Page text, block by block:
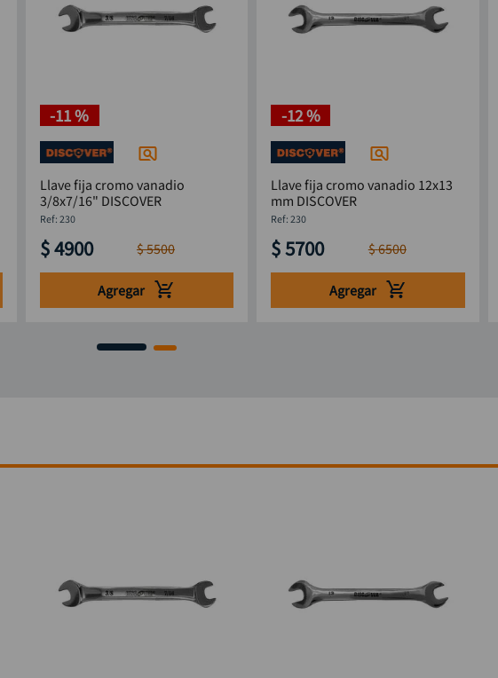
-11 %
Llave fija cromo vanadio
3/8x7/16" DISCOVER
: 230
$4900 $5500
Agregar
-12 %
Llave fija cromo vanadio 12x13
mm DISCOVER
:230
$5700 $6500
Agregar